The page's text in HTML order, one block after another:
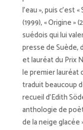
l’eau », puis c’est
(1999), « Origine
suédois qui lui
presse de Suède,
et lauréat du Prix
le premier lauréat
traduit beaucoup
recueil d’Edith
anthologie de
de la neige glacée